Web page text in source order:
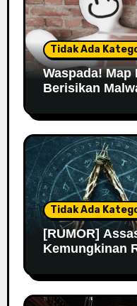
Tidak Ada
Waspada! Map
Berisikan
Tidak Ada
[RUMOR]
Kemungkinan